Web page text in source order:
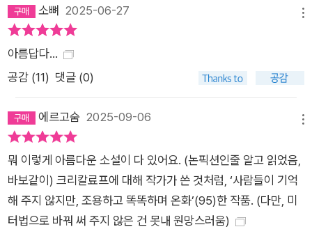
소뼈 2025-06-27
아름답다…
공감 (11) 댓글 (0)
에르고숨 2025-09-06
뭐 이렇게 아름다운 소설이 다 있어요. (논픽션인줄 알고 읽었음,
바보같이) 크리칼료프에 대해 작가가 쓴 것처럼, ‘사람들이 기억
해 주지 않지만, 조용하고 똑똑하며 온화’(95)한 작품. (다만, 미
터법으로 바꿔 써 주지 않은 건 못내 원망스러움)